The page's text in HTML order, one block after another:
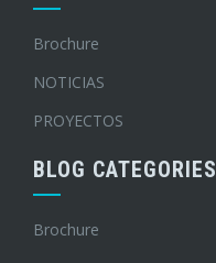
Brochure
NOTICIAS
PROYECTOS
BLOG CATEGORIES
Brochure